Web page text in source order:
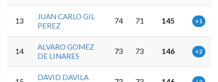
13
JUAN CARLO GIL
PEREZ
74 71 145 +1
14
ALVARO GOMEZ
DE LINARES
73 73 146 +2
DAVID DAVILA